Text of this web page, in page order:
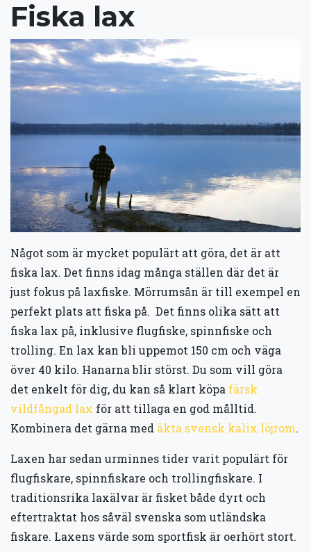
Fiska lax
Något som är mycket populärt att göra, det är att
fiska lax. Det finns idag många ställen där det är
just fokus på laxfiske. Mörrumsån är till exempel en
perfekt plats att fiska på. Det finns olika sätt att
fiska lax på, inklusive flugfiske, spinnfiske och
trolling. En lax kan bli uppemot 150 cm och väga
över 40 kilo. Hanarna blir störst. Du som vill göra
det enkelt för dig, du kan så klart köpa färsk
vildfångad lax för att tillaga en god målltid.
Kombinera det gärna med äkta svensk kalix löjrom.
Laxen har sedan urminnes tider varit populärt för
flugfiskare, spinnfiskare och trollingfiskare. I
traditionsrika laxälvar är fisket både dyrt och
eftertraktat hos såväl svenska som utländska
fiskare. Laxens värde som sportfisk är oerhört stort.